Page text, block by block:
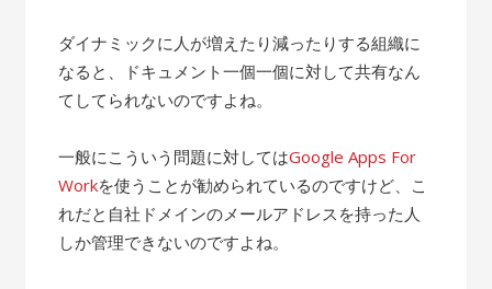
ダイナミックに人が増えたり減ったりする組織に
なると、ドキュメント一個一個に対して共有なん
てしてられないのですよね。
一般にこういう問題に対してはGoogle Apps For
Workを使うことが勧められているのですけど、こ
れだと自社ドメインのメールアドレスを持った人
しか管理できないのですよね。